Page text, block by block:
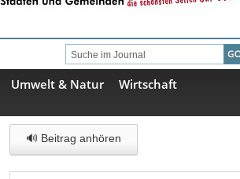
Umwelt & Natur
Wirtschaft
🔊 Beitrag anhören